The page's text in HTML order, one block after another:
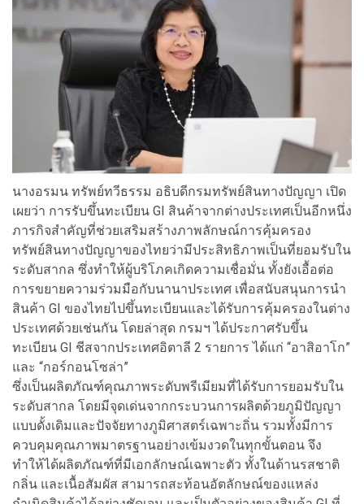
นางอรมน ทรัพย์ทวีธรรม อธิบดีกรมทรัพย์สินทางปัญญา เปิด
เผยว่า การรับขึ้นทะเบียน GI สินค้าจากต่างประเทศเป็นอีกหนึ่ง
ภารกิจสำคัญที่ช่วยเสริมสร้างภาพลักษณ์การคุ้มครอง
ทรัพย์สินทางปัญญาของไทยว่ามีประสิทธิภาพเป็นที่ยอมรับใน
ระดับสากล ซึ่งทำให้ผู้บริโภคเกิดความเชื่อมั่น ทั้งยังเอื้อต่อ
การขยายความร่วมมือกับนานาประเทศ เพื่อสนับสนุนการนำ
สินค้า GI ของไทยไปขึ้นทะเบียนและได้รับการคุ้มครองในต่าง
ประเทศด้วยเช่นกัน โดยล่าสุด กรมฯ ได้ประกาศรับขึ้น
ทะเบียน GI ชีสจากประเทศอิตาลี 2 รายการ ได้แก่ “อาสิอาโก”
และ “กอร์กอนโซล่า”
ซึ่งเป็นผลิตภัณฑ์คุณภาพระดับพรีเมียมที่ได้รับการยอมรับใน
ระดับสากล โดยมีจุดเด่นจากกระบวนการผลิตด้วยภูมิปัญญา
แบบดั้งเดิมและปัจจัยทางภูมิศาสตร์เฉพาะถิ่น รวมทั้งมีการ
ควบคุมคุณภาพมาตรฐานอย่างเข้มงวดในทุกขั้นตอน จึง
ทำให้ได้ผลิตภัณฑ์ที่มีเอกลักษณ์เฉพาะตัว ทั้งในด้านรสชาติ
กลิ่น และเนื้อสัมผัส สามารถสะท้อนอัตลักษณ์ของแหล่ง